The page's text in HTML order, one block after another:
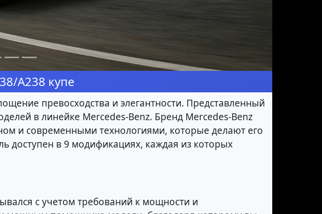
A238 купе
превосходства и элегантности. Представленный
в линейке Mercedes-Benz. Бренд Mercedes-Benz
и современными технологиями, которые делают его
доступен в 9 модификациях, каждая из которых
с учетом требований к мощности и